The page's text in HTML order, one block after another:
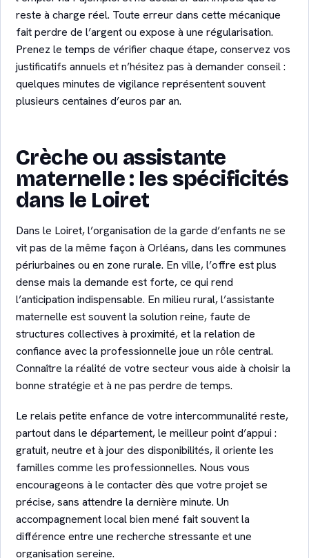
reste à charge réel. Toute erreur dans cette mécanique
fait perdre de l’argent ou expose à une régularisation.
Prenez le temps de vérifier chaque étape, conservez vos
justificatifs annuels et n’hésitez pas à demander conseil :
quelques minutes de vigilance représentent souvent
plusieurs centaines d’euros par an.
Crèche ou assistante
maternelle : les spécificités
dans le Loiret
Dans le Loiret, l’organisation de la garde d’enfants ne se
vit pas de la même façon à Orléans, dans les communes
périurbaines ou en zone rurale. En ville, l’offre est plus
dense mais la demande est forte, ce qui rend
l’anticipation indispensable. En milieu rural, l’assistante
maternelle est souvent la solution reine, faute de
structures collectives à proximité, et la relation de
confiance avec la professionnelle joue un rôle central.
Connaître la réalité de votre secteur vous aide à choisir la
bonne stratégie et à ne pas perdre de temps.
Le relais petite enfance de votre intercommunalité reste,
partout dans le département, le meilleur point d’appui :
gratuit, neutre et à jour des disponibilités, il oriente les
familles comme les professionnelles. Nous vous
encourageons à le contacter dès que votre projet se
précise, sans attendre la dernière minute. Un
accompagnement local bien mené fait souvent la
différence entre une recherche stressante et une
organisation sereine.